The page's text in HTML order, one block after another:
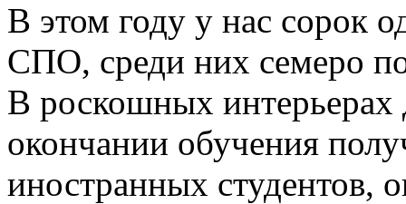
В этом году у нас сорок
СПО, среди них семеро
В роскошных интерьерах
окончании обучения
иностранных студентов,